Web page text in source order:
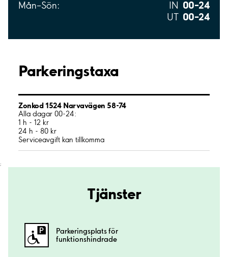
Mån–Sön: IN 00–24
UT 00–24
Parkeringstaxa
Zonkod 1524 Narvavägen 58-74
Alla dagar 00-24:
1 h - 12 kr
24 h - 80 kr
Serviceavgift kan tillkomma
;
Tjänster
Parkeringsplats för
funktionshindrade